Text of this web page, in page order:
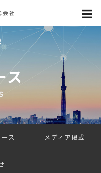
ス
ス メディア掲載